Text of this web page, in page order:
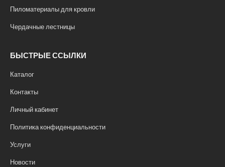
Пиломатериалы для кровли
Чердачные лестницы
БЫСТРЫЕ ССЫЛКИ
Каталог
Контакты
Личный кабинет
Политика конфиденциальности
Услуги
Новости